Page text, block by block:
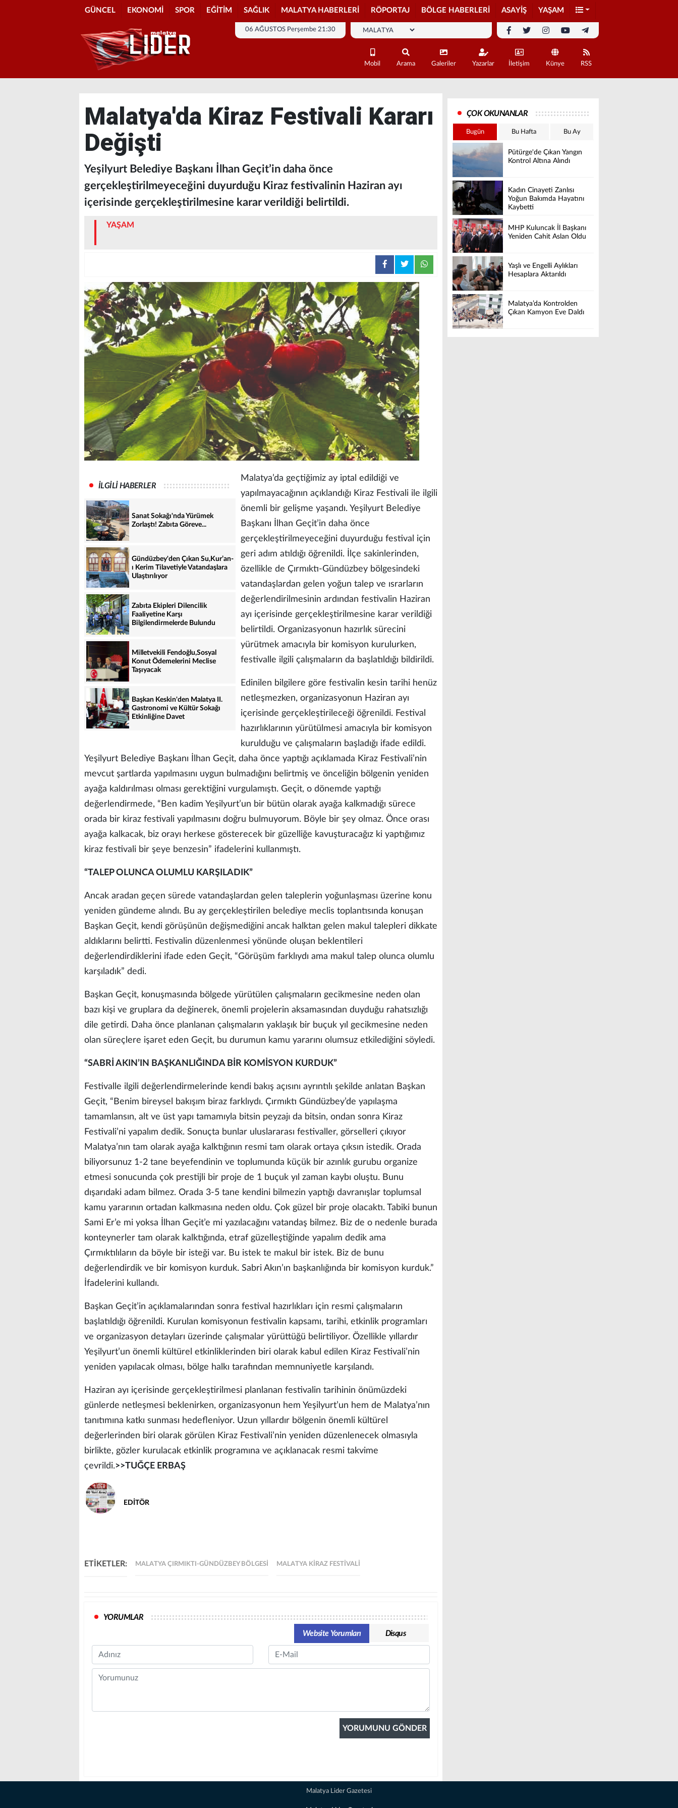
GÜNCEL EKONOMİ SPOR EĞİTİM SAĞLIK MALATYA HABERLERİ RÖPORTAJ BÖLGE HABERLERİ ASAYİŞ YAŞAM
06 AĞUSTOS Perşembe 21:30
Mobil Arama Galeriler Yazarlar İletişim Künye RSS
Malatya'da Kiraz Festivali Kararı
Değişti
Yeşilyurt Belediye Başkanı İlhan Geçit’in daha önce
gerçekleştirilmeyeceğini duyurduğu Kiraz festivalinin Haziran ayı
içerisinde gerçekleştirilmesine karar verildiği belirtildi.
YAŞAM
İLGİLİ HABERLER
Sanat Sokağı'nda Yürümek
Zorlaştı! Zabıta Göreve...
Gündüzbey'den Çıkan Su,Kur’an-
ı Kerim Tilavetiyle Vatandaşlara
Ulaştırılıyor
Zabıta Ekipleri Dilencilik
Faaliyetine Karşı
Bilgilendirmelerde Bulundu
Milletvekili Fendoğlu,Sosyal
Konut Ödemelerini Meclise
Taşıyacak
Başkan Keskin'den Malatya II.
Gastronomi ve Kültür Sokağı
Etkinliğine Davet
Malatya’da geçtiğimiz ay iptal edildiği ve
yapılmayacağının açıklandığı Kiraz Festivali ile ilgili
önemli bir gelişme yaşandı. Yeşilyurt Belediye
Başkanı İlhan Geçit’in daha önce
gerçekleştirilmeyeceğini duyurduğu festival için
geri adım atıldığı öğrenildi. İlçe sakinlerinden,
özellikle de Çırmıktı-Gündüzbey bölgesindeki
vatandaşlardan gelen yoğun talep ve ısrarların
değerlendirilmesinin ardından festivalin Haziran
ayı içerisinde gerçekleştirilmesine karar verildiği
belirtildi. Organizasyonun hazırlık sürecini
yürütmek amacıyla bir komisyon kurulurken,
festivalle ilgili çalışmaların da başlatıldığı bildirildi.
Edinilen bilgilere göre festivalin kesin tarihi henüz
netleşmezken, organizasyonun Haziran ayı
içerisinde gerçekleştirileceği öğrenildi. Festival
hazırlıklarının yürütülmesi amacıyla bir komisyon
kurulduğu ve çalışmaların başladığı ifade edildi.
Yeşilyurt Belediye Başkanı İlhan Geçit, daha önce yaptığı açıklamada Kiraz Festivali’nin
mevcut şartlarda yapılmasını uygun bulmadığını belirtmiş ve önceliğin bölgenin yeniden
ayağa kaldırılması olması gerektiğini vurgulamıştı. Geçit, o dönemde yaptığı
değerlendirmede, “Ben kadim Yeşilyurt’un bir bütün olarak ayağa kalkmadığı sürece
orada bir kiraz festivali yapılmasını doğru bulmuyorum. Böyle bir şey olmaz. Önce orası
ayağa kalkacak, biz orayı herkese gösterecek bir güzelliğe kavuşturacağız ki yaptığımız
kiraz festivali bir şeye benzesin” ifadelerini kullanmıştı.
“TALEP OLUNCA OLUMLU KARŞILADIK”
Ancak aradan geçen sürede vatandaşlardan gelen taleplerin yoğunlaşması üzerine konu
yeniden gündeme alındı. Bu ay gerçekleştirilen belediye meclis toplantısında konuşan
Başkan Geçit, kendi görüşünün değişmediğini ancak halktan gelen makul talepleri dikkate
aldıklarını belirtti. Festivalin düzenlenmesi yönünde oluşan beklentileri
değerlendirdiklerini ifade eden Geçit, “Görüşüm farklıydı ama makul talep olunca olumlu
karşıladık” dedi.
Başkan Geçit, konuşmasında bölgede yürütülen çalışmaların gecikmesine neden olan
bazı kişi ve gruplara da değinerek, önemli projelerin aksamasından duyduğu rahatsızlığı
dile getirdi. Daha önce planlanan çalışmaların yaklaşık bir buçuk yıl gecikmesine neden
olan süreçlere işaret eden Geçit, bu durumun kamu yararını olumsuz etkilediğini söyledi.
“SABRİ AKIN’IN BAŞKANLIĞINDA BİR KOMİSYON KURDUK”
Festivalle ilgili değerlendirmelerinde kendi bakış açısını ayrıntılı şekilde anlatan Başkan
Geçit, “Benim bireysel bakışım biraz farklıydı. Çırmıktı Gündüzbey’de yapılaşma
tamamlansın, alt ve üst yapı tamamıyla bitsin peyzajı da bitsin, ondan sonra Kiraz
Festivali’ni yapalım dedik. Sonuçta bunlar uluslararası festivaller, görselleri çıkıyor
Malatya’nın tam olarak ayağa kalktığının resmi tam olarak ortaya çıksın istedik. Orada
biliyorsunuz 1-2 tane beyefendinin ve toplumunda küçük bir azınlık gurubu organize
etmesi sonucunda çok prestijli bir proje de 1 buçuk yıl zaman kaybı oluştu. Bunu
dışarıdaki adam bilmez. Orada 3-5 tane kendini bilmezin yaptığı davranışlar toplumsal
kamu yararının ortadan kalkmasına neden oldu. Çok güzel bir proje olacaktı. Tabiki bunun
Sami Er’e mi yoksa İlhan Geçit’e mi yazılacağını vatandaş bilmez. Biz de o nedenle burada
konteynerler tam olarak kalktığında, etraf güzelleştiğinde yapalım dedik ama
Çırmıktılıların da böyle bir isteği var. Bu istek te makul bir istek. Biz de bunu
değerlendirdik ve bir komisyon kurduk. Sabri Akın’ın başkanlığında bir komisyon kurduk.”
İfadelerini kullandı.
Başkan Geçit’in açıklamalarından sonra festival hazırlıkları için resmi çalışmaların
başlatıldığı öğrenildi. Kurulan komisyonun festivalin kapsamı, tarihi, etkinlik programları
ve organizasyon detayları üzerinde çalışmalar yürüttüğü belirtiliyor. Özellikle yıllardır
Yeşilyurt’un önemli kültürel etkinliklerinden biri olarak kabul edilen Kiraz Festivali’nin
yeniden yapılacak olması, bölge halkı tarafından memnuniyetle karşılandı.
Haziran ayı içerisinde gerçekleştirilmesi planlanan festivalin tarihinin önümüzdeki
günlerde netleşmesi beklenirken, organizasyonun hem Yeşilyurt’un hem de Malatya’nın
tanıtımına katkı sunması hedefleniyor. Uzun yıllardır bölgenin önemli kültürel
değerlerinden biri olarak görülen Kiraz Festivali’nin yeniden düzenlenecek olmasıyla
birlikte, gözler kurulacak etkinlik programına ve açıklanacak resmi takvime
çevrildi.>>TUĞÇE ERBAŞ
EDİTÖR
ETİKETLER: MALATYA ÇIRMIKTI-GÜNDÜZBEY BÖLGESI MALATYA KIRAZ FESTIVALI
YORUMLAR
Website Yorumları
Disqus
Name Email
Comment
ÇOK OKUNANLAR
Bugün Bu Hafta Bu Ay
Pütürge'de Çıkan Yangın
Kontrol Altına Alındı
Kadın Cinayeti Zanlısı
Yoğun Bakımda Hayatını
Kaybetti
MHP Kuluncak İl Başkanı
Yeniden Cahit Aslan Oldu
Yaşlı ve Engelli Aylıkları
Hesaplara Aktarıldı
Malatya’da Kontrolden
Çıkan Kamyon Eve Daldı
Malatya Lider Gazetesi